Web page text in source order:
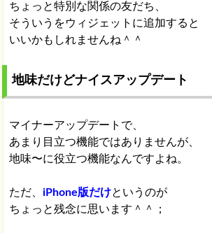
ちょっと特別な関係の友だち、
そういうをウィジェットに追加すると
いいかもしれませんね＾＾
地味だけどナイスアップデート
マイナーアップデートで、
あまり目立つ機能ではありませんが、
地味〜に役立つ機能なんですよね。
ただ、 iPhone版だけというのが
ちょっと残念に思います＾＾；